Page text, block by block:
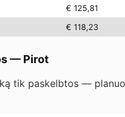
€ 125,81
€ 118,23
— Pirot
tik paskelbtos —